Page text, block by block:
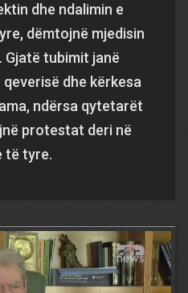
dhe ndalimin e
dëmtojnë mjedisin
tubimit janë
dhe kërkesa
ndërsa qytetarët
protestat deri në
të tyre.